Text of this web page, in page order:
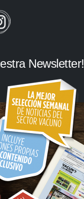
Newsletter!